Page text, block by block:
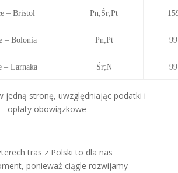
– Bristol Pn;Śr;Pt
– Bolonia Pn;Pt
– Larnaka Śr;N
jedną stronę, uwzględniając podatki i
opłaty obowiązkowe
tras z Polski to dla nas
ponieważ ciągle rozwijamy